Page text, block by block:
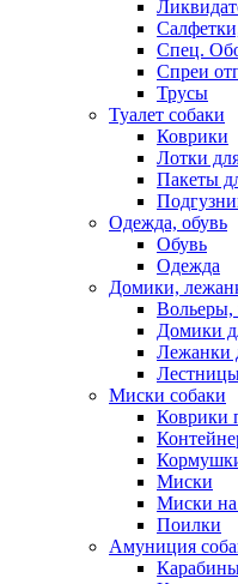
Спец.
Спреи
Трусы
Туалет собаки
Коврики
Лотки
Пакеты
Одежда, обувь
Обувь
Одежда
Домики,
Вольеры,
Домики
Лежанки
Миски собаки
Коврики
Миски
Миски на
Поилки
Амуниция